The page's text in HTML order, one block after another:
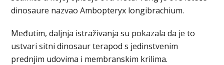
dinosaure nazvao Ambopteryx longibrachium.
Međutim, daljnja istraživanja su pokazala da je to
ustvari sitni dinosaur terapod s jedinstvenim
prednjim udovima i membranskim krilima.